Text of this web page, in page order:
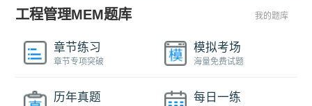
工程管理MEM题库 我的题库
章节练习
章节专项突破
模拟考场
海量免费试题
历年真题 每日一练